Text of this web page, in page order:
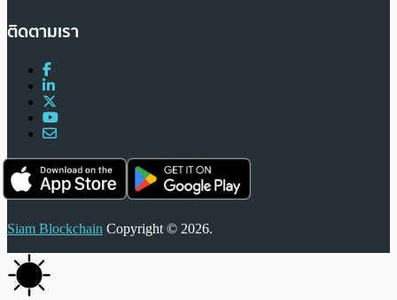
ติดตามเรา
Siam Blockchain Copyright © 2026.